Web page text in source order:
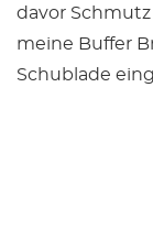
davor
meine Buffer
Schublade